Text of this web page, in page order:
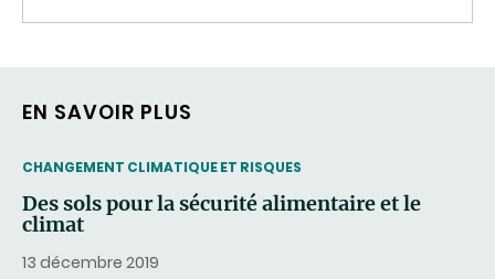
UN
EN SAVOIR PLUS
THEMATIC
CHANGEMENT CLIMATIQUE ET RISQUES
Des sols pour la sécurité alimentaire et le
climat
13 décembre 2019